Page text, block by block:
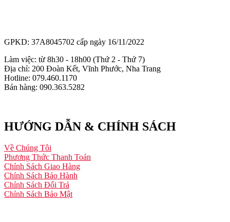
GPKD: 37A8045702 cấp ngày 16/11/2022
Làm việc: từ 8h30 - 18h00 (Thứ 2 - Thứ 7)
Địa chỉ: 200 Đoàn Kết, Vĩnh Phước, Nha Trang
Hotline: 079.460.1170
Bán hàng: 090.363.5282
HƯỚNG DẪN & CHÍNH SÁCH
Về Chúng Tôi
Phương Thức Thanh Toán
Chính Sách Giao Hàng
Chính Sách Bảo Hành
Chính Sách Đổi Trả
Chính Sách Bảo Mật